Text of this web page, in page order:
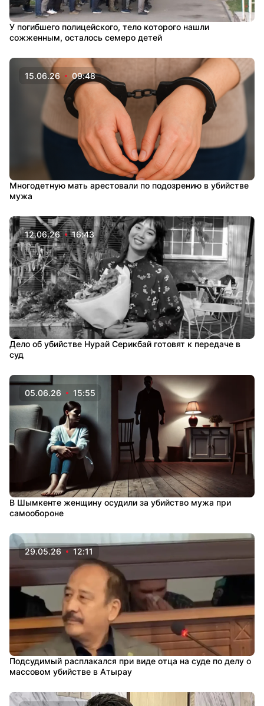
У погибшего полицейского, тело которого нашли
сожженным, осталось семеро детей
15.06.26 09:48
Многодетную мать арестовали по подозрению в убийстве
мужа
12.06.26 16:43
Дело об убийстве Нурай Серикбай готовят к передаче в
суд
05.06.26 15:55
В Шымкенте женщину осудили за убийство мужа при
самообороне
29.05.26 12:11
Подсудимый расплакался при виде отца на суде по делу о
массовом убийстве в Атырау